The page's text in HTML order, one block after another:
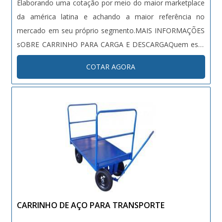
Elaborando uma cotação por meio do maior marketplace
da américa latina e achando a maior referência no
mercado em seu próprio segmento.MAIS INFORMAÇÕES
sOBRE CARRINHO PARA CARGA E DESCARGAQuem está
à procura de carrinho para carga e descarga em uma
empresa segura, consegue encontrar o site da Bento
Carrinhos. Empresa especializada em carrinhos de
tecnologia ao cliente.Ainda focando em carrinho para
carga e descarga, é importante buscar uma empresa que
tenha produtos e serviços com ótima qualidade e
proteção, características simples, mas que mostram o
comprometimento da empresa com seus clientes.Existem
muitas formas diferentes de demonstrar conhecimento e
pelos quais a Bento Carrinhos é a escolha certa quando
COTAR AGORA
CARRINHO DE AÇO PARA TRANSPORTE